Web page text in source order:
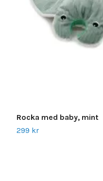
Rocka med baby, mint
299 kr